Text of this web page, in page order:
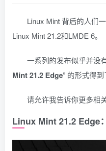
Linux Mint 背后的人们
Linux Mint 21.2和LMDE 6。
一系列的发布似乎并没
Mint 21.2 Edge” 的形式得到
请允许我告诉你更多相
Linux Mint 21.2 Edge